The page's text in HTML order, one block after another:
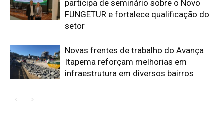
participa de seminário sobre o Novo
FUNGETUR e fortalece qualificação do
setor
Novas frentes de trabalho do Avança
Itapema reforçam melhorias em
infraestrutura em diversos bairros